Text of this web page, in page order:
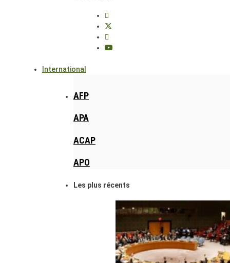
International
AFP
APA
ACAP
APO
Les plus récents